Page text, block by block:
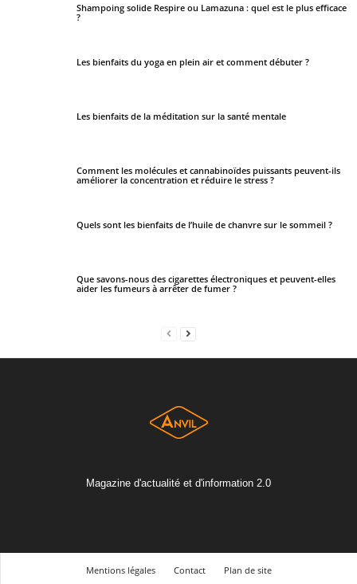
Shampoing solide Respire ou Lamazuna : quel est le plus efficace
?
Les bienfaits du yoga en plein air et comment débuter ?
Les bienfaits de la méditation sur la santé mentale
Comment les molécules et cannabinoïdes puissants peuvent-ils
améliorer la concentration et réduire le stress ?
Quels sont les bienfaits de l’huile de chanvre sur le sommeil ?
Que savons-nous des cigarettes électroniques et peuvent-elles
aider les fumeurs à arrêter de fumer ?
Magazine d'actualité et d'information 2.0
Mentions légales Contact Plan de site